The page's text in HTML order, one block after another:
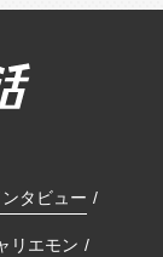
タビュー
リエモン